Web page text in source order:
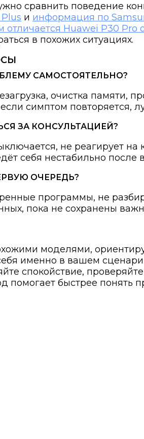
сравнить поведение
и информация по
отличается Huawei P30 Pro
в похожих ситуациях.
САМОСТОЯТЕЛЬНО?
очистка памяти,
симптом повторяется,
ЗА КОНСУЛЬТАЦИЕЙ?
не реагирует
себя нестабильно
ОЧЕРЕДЬ?
программы, не
пока не сохранены
моделями,
именно в вашем
спокойствие,
помогает быстрее понять